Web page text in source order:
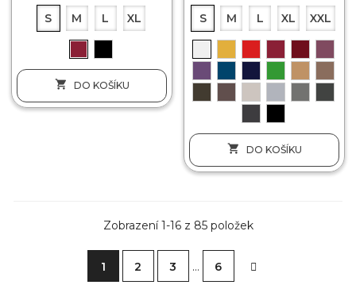
S M L XL
 DO KOŠÍKU
S M L XL XXL
 DO KOŠÍKU
Zobrazení 1-16 z 85 položek
1 2 3 … 6